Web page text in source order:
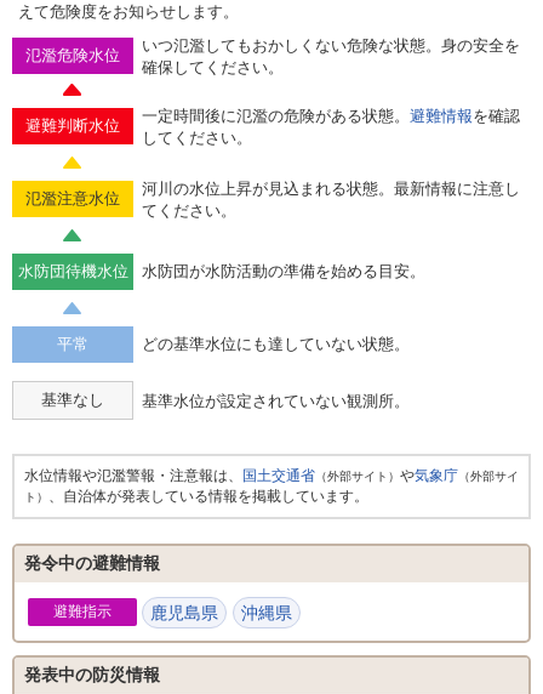
えて危険度をお知らせします。
氾濫危険水位
いつ氾濫してもおかしくない危険な状態。身の安全を
確保してください。
避難判断水位
一定時間後に氾濫の危険がある状態。 避難情報を確認
してください。
氾濫注意水位
河川の水位上昇が見込まれる状態。最新情報に注意し
てください。
水防団待機水位 水防団が水防活動の準備を始める目安。
平常 どの基準水位にも達していない状態。
基準なし 基準水位が設定されていない観測所。
水位情報や氾濫警報・注意報は、 国土交通省 （外部サイト） や気象庁 （外部サイ
ト） 、自治体が発表している情報を掲載しています。
発令中の避難情報
避難指示 鹿児島県 沖縄県
発表中の防災情報